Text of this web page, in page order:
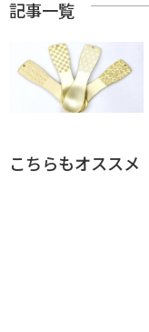
記事一覧
こちらもオススメ